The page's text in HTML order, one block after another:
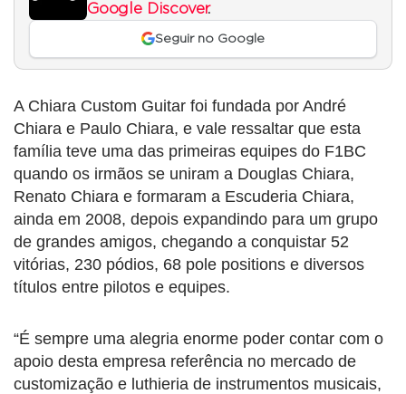
Google Discover.
Seguir no Google
A Chiara Custom Guitar foi fundada por André
Chiara e Paulo Chiara, e vale ressaltar que esta
família teve uma das primeiras equipes do F1BC
quando os irmãos se uniram a Douglas Chiara,
Renato Chiara e formaram a Escuderia Chiara,
ainda em 2008, depois expandindo para um grupo
de grandes amigos, chegando a conquistar 52
vitórias, 230 pódios, 68 pole positions e diversos
títulos entre pilotos e equipes.
“É sempre uma alegria enorme poder contar com o
apoio desta empresa referência no mercado de
customização e luthieria de instrumentos musicais,